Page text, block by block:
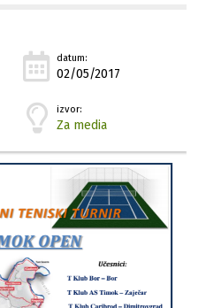
datum:
02/05/2017
izvor:
Za media